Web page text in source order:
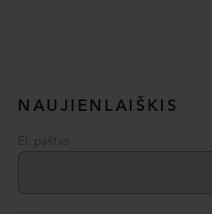
NAUJIENLAIŠKIS
El. paštas